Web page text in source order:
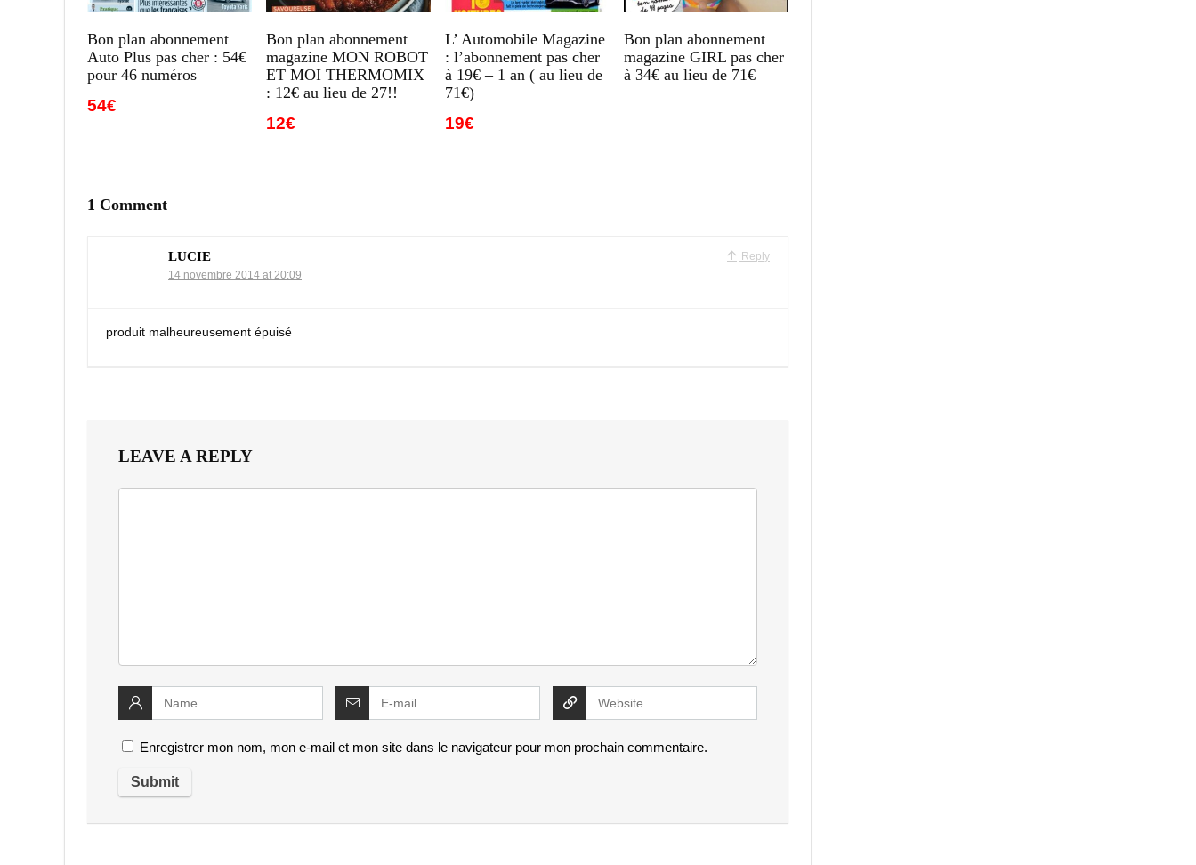
Bon plan abonnement
Auto Plus pas cher : 54€
pour 46 numéros
54€
Bon plan abonnement
magazine MON ROBOT
ET MOI THERMOMIX
: 12€ au lieu de 27!!
12€
L’ Automobile Magazine
: l’abonnement pas cher
à 19€ – 1 an ( au lieu de
71€)
19€
Bon plan abonnement
magazine GIRL pas cher
à 34€ au lieu de 71€
1 Comment
Reply
LUCIE
14 novembre 2014 at 20:09
produit malheureusement épuisé
LEAVE A REPLY
Enregistrer mon nom, mon e-mail et mon site dans le navigateur pour mon prochain commentaire.